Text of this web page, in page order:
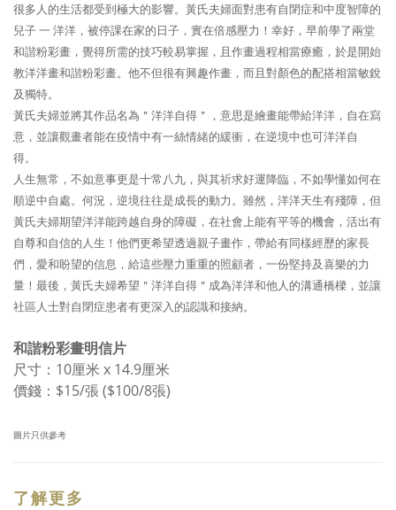
很多人的生活都受到極大的影響。黃氏夫婦面對患有自閉症和中度智障的
兒子 一 洋洋，被停課在家的日子，實在倍感壓力！幸好，早前學了兩堂
和諧粉彩畫，覺得所需的技巧較易掌握，且作畫過程相當療癒，於是開始
教洋洋畫和諧粉彩畫。他不但很有興趣作畫，而且對顏色的配搭相當敏銳
及獨特。
黃氏夫婦並將其作品名為＂洋洋自得＂，意思是繪畫能帶給洋洋，自在寫
意，並讓觀畫者能在疫情中有一絲情緒的緩衝，在逆境中也可洋洋自
得。
人生無常，不如意事更是十常八九，與其祈求好運降臨，不如學懂如何在
順逆中自處。何況，逆境往往是成長的動力。雖然，洋洋天生有殘障，但
黃氏夫婦期望洋洋能跨越自身的障礙，在社會上能有平等的機會，活出有
自尊和自信的人生！他們更希望透過親子畫作，帶給有同樣經歷的家長
們，愛和盼望的信息，給這些壓力重重的照顧者，一份堅持及喜樂的力
量！最後，黃氏夫婦希望＂洋洋自得＂成為洋洋和他人的溝通橋樑，並讓
社區人士對自閉症患者有更深入的認識和接納。
和諧粉彩畫明信片
尺寸： 10厘米 x 14.9厘米
價錢：$15/張 ($100/8張)
圖片只供參考
了解更多